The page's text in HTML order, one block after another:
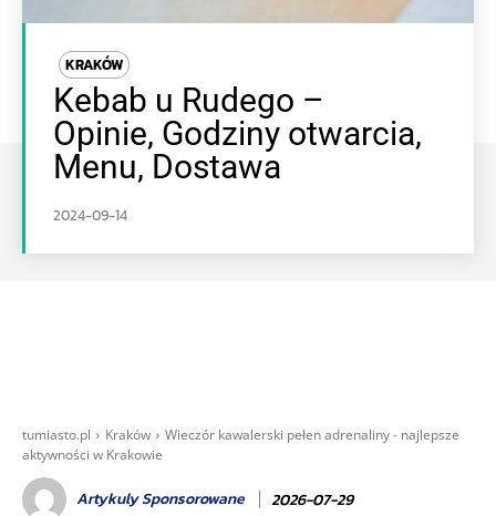
KRAKÓW
Kebab u Rudego –
Opinie, Godziny otwarcia,
Menu, Dostawa
2024-09-14